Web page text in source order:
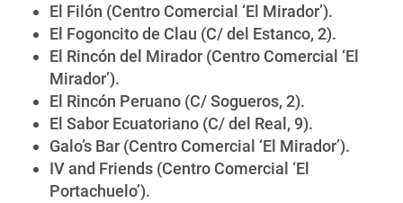
El Filón (Centro Comercial ‘El Mirador’).
El Fogoncito de Clau (C/ del Estanco, 2).
El Rincón del Mirador (Centro Comercial ‘El
Mirador’).
El Rincón Peruano (C/ Sogueros, 2).
El Sabor Ecuatoriano (C/ del Real, 9).
Galo’s Bar (Centro Comercial ‘El Mirador’).
IV and Friends (Centro Comercial ‘El
Portachuelo’).